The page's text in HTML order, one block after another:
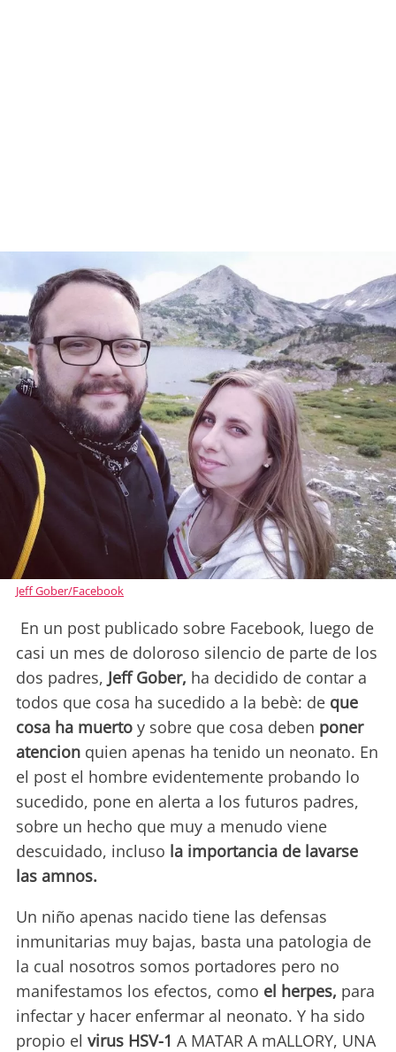
Jeff Gober/Facebook
En un post publicado sobre Facebook, luego de
casi un mes de doloroso silencio de parte de los
dos padres, Jeff Gober, ha decidido de contar a
todos que cosa ha sucedido a la bebè: de que
cosa ha muerto y sobre que cosa deben poner
atencion quien apenas ha tenido un neonato. En
el post el hombre evidentemente probando lo
sucedido, pone en alerta a los futuros padres,
sobre un hecho que muy a menudo viene
descuidado, incluso la importancia de lavarse
las amnos.
Un niño apenas nacido tiene las defensas
inmunitarias muy bajas, basta una patologia de
la cual nosotros somos portadores pero no
manifestamos los efectos, como el herpes, para
infectar y hacer enfermar al neonato. Y ha sido
propio el virus HSV-1 A MATAR A mALLORY, UNA